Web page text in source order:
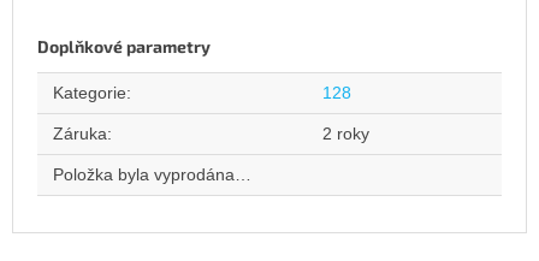
Doplňkové parametry
Kategorie: 128
Záruka: 2 roky
Položka byla vyprodána…